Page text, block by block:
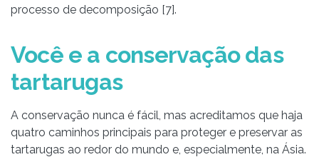
processo de decomposição [7].
Você e a conservação das
tartarugas
A conservação nunca é fácil, mas acreditamos que haja
quatro caminhos principais para proteger e preservar as
tartarugas ao redor do mundo e, especialmente, na Ásia.